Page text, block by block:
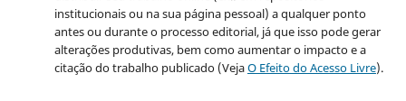
institucionais ou na sua página pessoal) a qualquer ponto
antes ou durante o processo editorial, já que isso pode gerar
alterações produtivas, bem como aumentar o impacto e a
citação do trabalho publicado (VejaO Efeito do Acesso Livre).